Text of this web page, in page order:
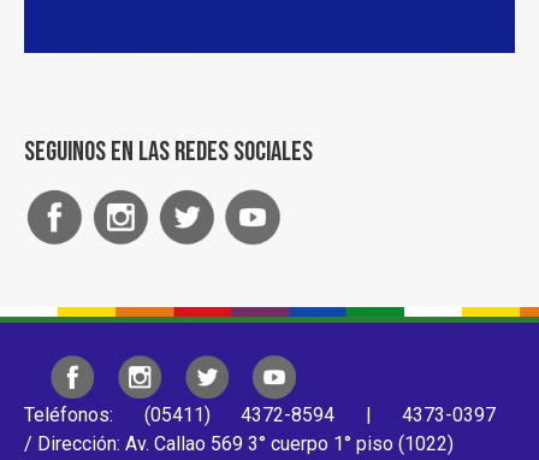
Seguinos en las redes sociales
Teléfonos: (05411) 4372-8594 | 4373-0397
/ Dirección: Av. Callao 569 3° cuerpo 1° piso (1022)